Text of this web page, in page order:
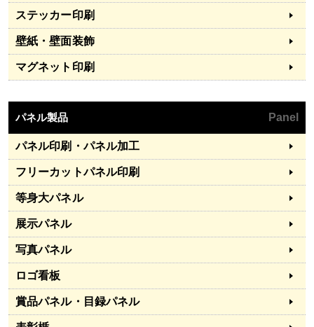
ステッカー印刷
壁紙・壁面装飾
マグネット印刷
パネル製品 Panel
パネル印刷・パネル加工
フリーカットパネル印刷
等身大パネル
展示パネル
写真パネル
ロゴ看板
賞品パネル・目録パネル